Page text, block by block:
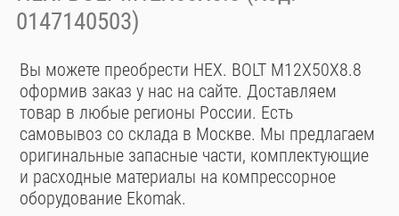
0147140503)
Вы можете преобрести HEX. BOLT M12X50X8.8
оформив заказ у нас на сайте. Доставляем
товар в любые регионы России. Есть
самовывоз со склада в Москве. Мы предлагаем
оригинальные запасные части, комплектующие
и расходные материалы на компрессорное
оборудование Ekomak.